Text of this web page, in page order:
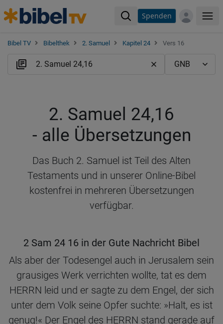
Spenden
Bibel TV Bibelthek 2. Samuel Kapitel 24 Vers 16
2. Samuel 24,16
- alle Übersetzungen
Das Buch 2. Samuel ist Teil des Alten
Testaments und in unserer Online-Bibel
kostenfrei in mehreren Übersetzungen
verfügbar.
2 Sam 24 16 in der Gute Nachricht Bibel
Als aber der Todesengel auch in Jerusalem sein
grausiges Werk verrichten wollte, tat es dem
HERRN leid und er sagte zu dem Engel, der sich
unter dem Volk seine Opfer suchte: »Halt, es ist
genug!« Der Engel des HERRN stand gerade auf